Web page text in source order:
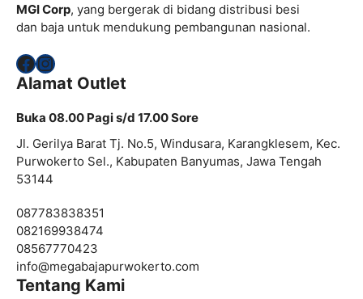
MGI Corp, yang bergerak di bidang distribusi besi
dan baja untuk mendukung pembangunan nasional.
Facebook
Instagram
Alamat Outlet
Buka 08.00 Pagi s/d 17.00 Sore
Jl. Gerilya Barat Tj. No.5, Windusara, Karangklesem, Kec.
Purwokerto Sel., Kabupaten Banyumas, Jawa Tengah
53144
087783838351
082169938474
08567770423
info@megabajapurwokerto.com
Tentang Kami